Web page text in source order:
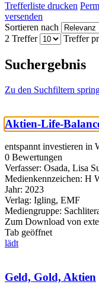
Trefferliste drucken
versenden
Sortieren nach
2 Treffer
Treffer
Suchergebnis
Zu den Suchfiltern
Aktien-Life-
entspannt investieren in
0 Bewertungen
Verfasser: Osada, Lisa
Medienkennzeichen: H
Jahr: 2023
Verlag: Igling, EMF
Mediengruppe:
Zum Download von
Tab geöffnet
lädt
Geld, Gold, Aktien